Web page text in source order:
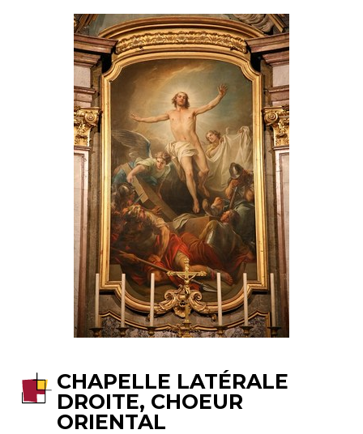
CHAPELLE LATÉRALE
DROITE, CHOEUR
ORIENTAL